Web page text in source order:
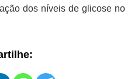
dos níveis de glicose no